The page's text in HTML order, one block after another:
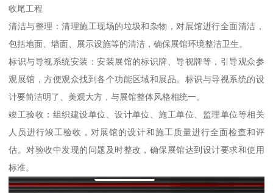
收尾工程
清洁与整理：清理施工现场的垃圾和杂物，对展馆进行全面清洁，
包括地面、墙面、展示设施等的清洁，确保展馆环境整洁卫生。
标识与导视系统安装：安装展馆的标识牌、导视牌等，引导观众参
观展馆，方便观众找到各个功能区域和展品。标识与导视系统的设
计要简洁明了、美观大方，与展馆整体风格相统一。
竣工验收：组织建设单位、设计单位、施工单位、监理单位等相关
人员进行竣工验收，对展馆的设计和施工质量进行全面检查和评
估。对验收中发现的问题及时整改，确保展馆达到设计要求和使用
标准。